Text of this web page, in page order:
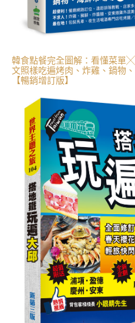
韓食點餐完全圖解：看懂菜單
文照樣吃遍烤肉、炸雞、鍋物
【暢銷增訂版】